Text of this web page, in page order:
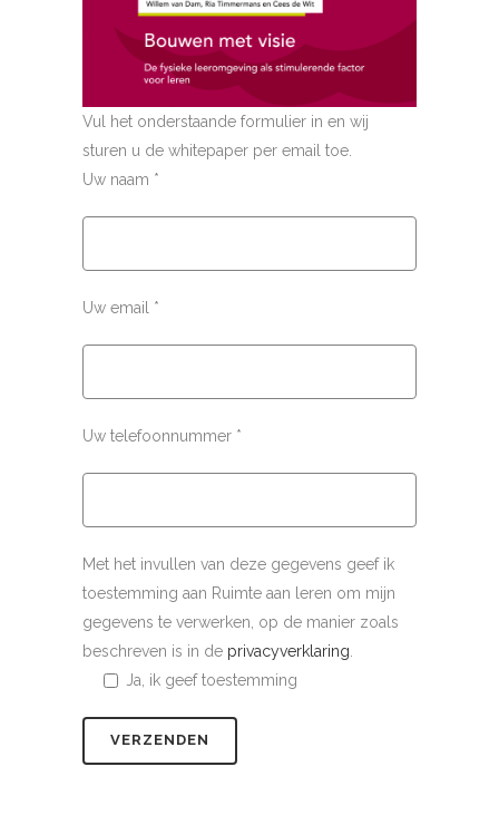
Vul het onderstaande formulier in en wij
sturen u de whitepaper per email toe.
Uw naam *
Uw email *
Uw telefoonnummer *
Met het invullen van deze gegevens geef ik
toestemming aan Ruimte aan leren om mijn
gegevens te verwerken, op de manier zoals
beschreven is in de privacyverklaring
Ja, ik geef toestemming